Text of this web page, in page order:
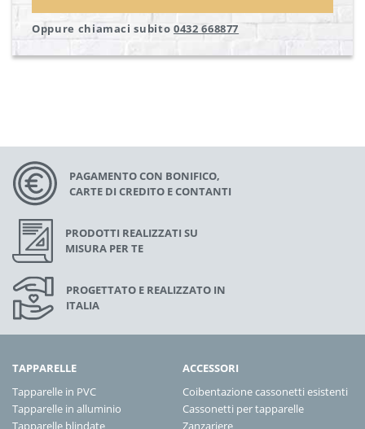
Oppure chiamaci subito 0432 668877
PAGAMENTO CON BONIFICO,
CARTE DI CREDITO E CONTANTI
PRODOTTI REALIZZATI SU
MISURA PER TE
PROGETTATO E REALIZZATO IN
ITALIA
TAPPARELLE
Tapparelle in PVC
Tapparelle in alluminio
ACCESSORI
Coibentazione cassonetti esistenti
Cassonetti per tapparelle